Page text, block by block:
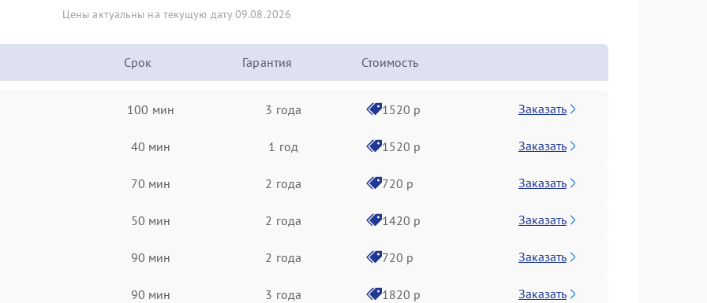
Цены актуальны на текущую дату 09.08.2026
Срок Гарантия Стоимость
100 мин 3 года 1520 р Заказать
40 мин 1 год 1520 р Заказать
70 мин 2 года 720 р Заказать
50 мин 2 года 1420 р Заказать
90 мин 2 года 720 р Заказать
90 мин 3 года 1820 р Заказать